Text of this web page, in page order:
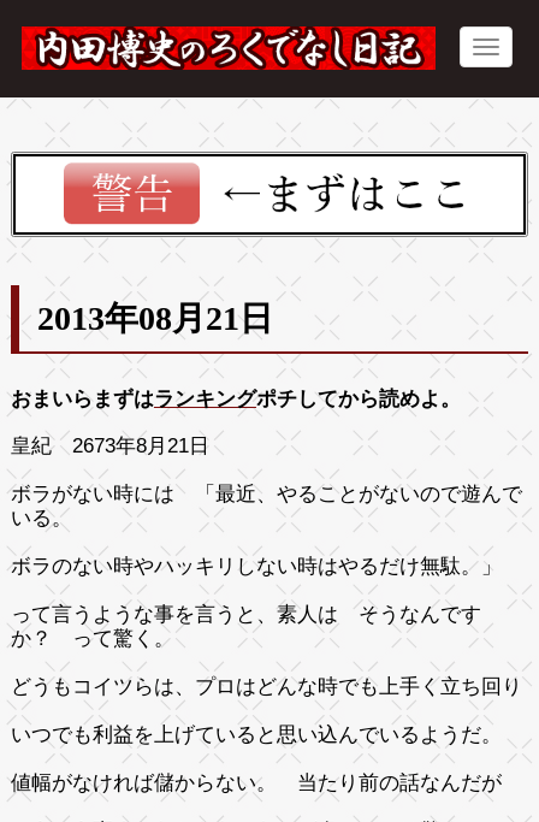
2013年08月21日
おまいらまずはランキングポチしてから読めよ。
皇紀 2673年8月21日
ボラがない時には 「最近、やることがないので遊んで
いる。
ボラのない時やハッキリしない時はやるだけ無駄。」
って言うような事を言うと、素人は そうなんです
か？ って驚く。
どうもコイツらは、プロはどんな時でも上手く立ち回り
いつでも利益を上げていると思い込んでいるようだ。
値幅がなければ儲からない。 当たり前の話なんだが